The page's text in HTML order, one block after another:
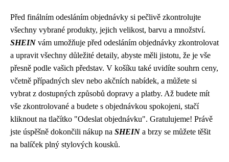
Před finálním odesláním objednávky si pečlivě zkontrolujte
všechny vybrané produkty, jejich velikost, barvu a množství.
SHEIN vám umožňuje před odesláním objednávky zkontrolovat
a upravit všechny důležité detaily, abyste měli jistotu, že je vše
přesně podle vašich představ. V košíku také uvidíte souhrn ceny,
včetně případných slev nebo akčních nabídek, a můžete si
vybrat z dostupných způsobů dopravy a platby. Až budete mít
vše zkontrolované a budete s objednávkou spokojeni, stačí
kliknout na tlačítko "Odeslat objednávku". Gratulujeme! Právě
jste úspěšně dokončili nákup na SHEIN a brzy se můžete těšit
na balíček plný stylových kousků.